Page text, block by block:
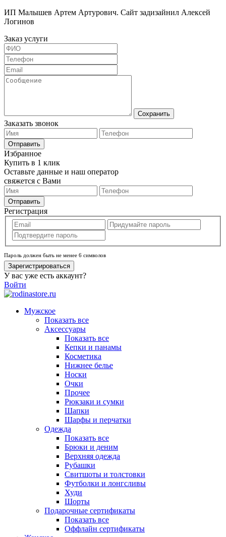
ИП Малышев Артем Артурович. Сайт задизайнил Алексей
Логинов
Заказ услуги
Сохранить
Заказать звонок
Отправить
Избранное
Купить в 1 клик
Оставьте данные и наш оператор
свяжется с Вами
Отправить
Регистрация
Пароль должен быть не менее 6 символов
Зарегистрироваться
У вас уже есть аккаунт?
Войти
Мужское
Показать все
Аксессуары
Показать все
Кепки и панамы
Косметика
Нижнее белье
Носки
Очки
Прочее
Рюкзаки и сумки
Шапки
Шарфы и перчатки
Одежда
Показать все
Брюки и деним
Верхняя одежда
Рубашки
Свитшоты и толстовки
Футболки и лонгсливы
Худи
Шорты
Подарочные сертификаты
Показать все
Оффлайн сертификаты